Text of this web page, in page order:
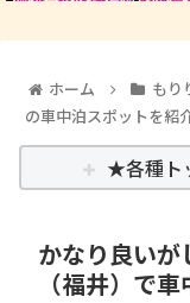
ホーム もり
の車中泊スポットを紹
★各種ト
かなり良い
（福井）で車